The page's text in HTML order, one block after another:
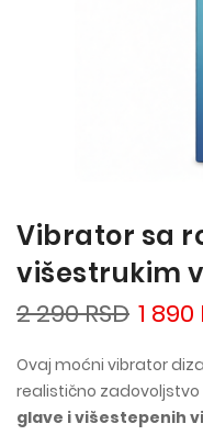
Vibrator sa
višestrukim
1 890
2 290 RSD
Ovaj moćni vibrator
realistično
glave i višestepenih